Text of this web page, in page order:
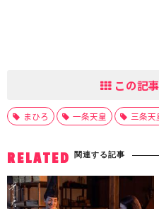
この記
まひろ 一条天皇 三条天
RELATED 関連する記事